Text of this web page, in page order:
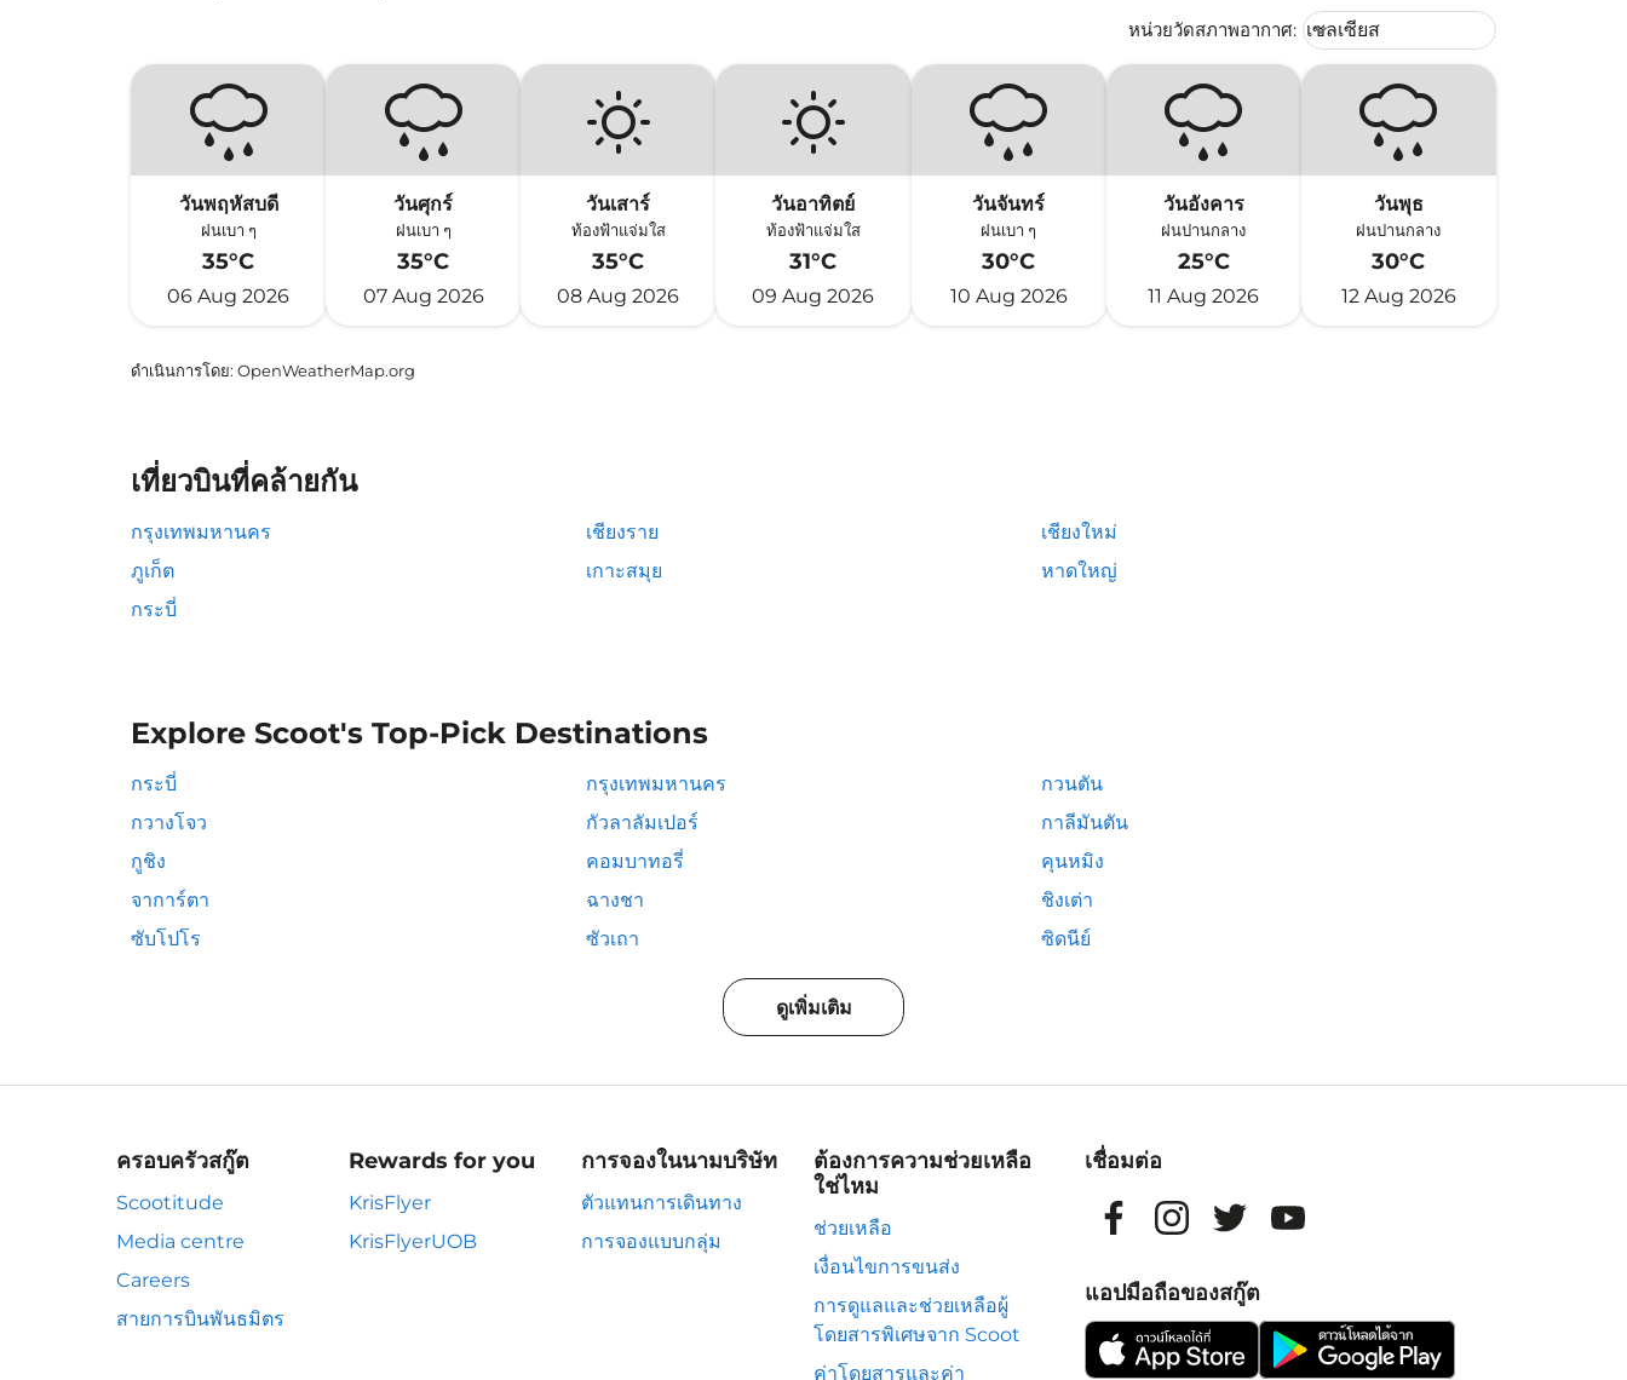
หน่วยวัดสภาพอากาศ: Weather unit option เซลเซียส
เซลเซียส
keyboard_arrow_down
วันพฤหัสบดี
ฝนเบา ๆ
35°C
06 Aug 2026
วันศุกร์
ฝนเบา ๆ
35°C
07 Aug 2026
วันเสาร์
ท้องฟ้าแจ่มใส
35°C
08 Aug 2026
วันอาทิตย์
ท้องฟ้าแจ่มใส
31°C
09 Aug 2026
วันจันทร์
ฝนเบา ๆ
30°C
10 Aug 2026
วันอังคาร
ฝนปานกลาง
25°C
11 Aug 2026
วันพุธ
ฝนปานกลาง
30°C
12 Aug 2026
ดำเนินการโดย: OpenWeatherMap.org
เที่ยวบินที่คล้ายกัน
กรุงเทพมหานคร เชียงราย
เชียงใหม่
ภูเก็ต
เกาะสมุย
หาดใหญ่
กระบี่
Explore Scoot's Top-Pick Destinations
กระบี่ กรุงเทพมหานคร
กวนตัน
กวางโจว
กัวลาลัมเปอร์
กาลีมันตัน
กูชิง
คอมบาทอรี่
คุนหมิง
จาการ์ตา
ฉางชา
ชิงเต่า
ซับโปโร
ซัวเถา ซิดนีย์
ดูเพิ่มเติม
ครอบครัวสกู๊ต
Scootitude
Media centre
Careers
สายการบินพันธมิตร
Rewards for you
KrisFlyer
KrisFlyerUOB
การจองในนามบริษัท
ตัวแทนการเดินทาง
การจองแบบกลุ่ม
ต้องการความช่วยเหลือ
ใช่ไหม
ช่วยเหลือ
เงื่อนไขการขนส่ง
การดูแลและช่วยเหลือผู้
โดยสารพิเศษจาก Scoot
ค่าโดยสารและค่า
เชื่อมต่อ
แอปมือถือของสกู๊ต